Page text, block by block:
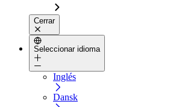
Cerrar
Seleccionar idioma
Inglés
Dansk